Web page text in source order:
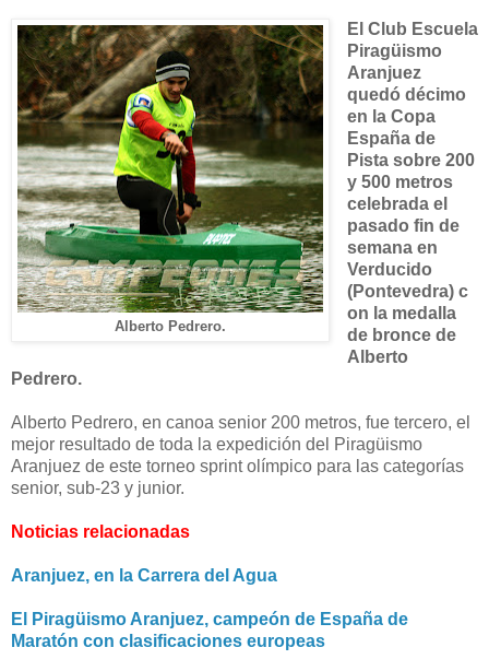
Alberto Pedrero.
El Club Escuela
Piragüismo
Aranjuez
quedó décimo
en la Copa
España de
Pista sobre 200
y 500 metros
celebrada el
pasado fin de
semana en
Verducido
(Pontevedra) c
on la medalla
de bronce de
Alberto
Pedrero.
Alberto Pedrero, en canoa senior 200 metros, fue tercero, el
mejor resultado de toda la expedición del Piragüismo
Aranjuez de este torneo sprint olímpico para las categorías
senior, sub-23 y junior.
Noticias relacionadas
Aranjuez, en la Carrera del Agua
El Piragüismo Aranjuez, campeón de España de
Maratón con clasificaciones europeas